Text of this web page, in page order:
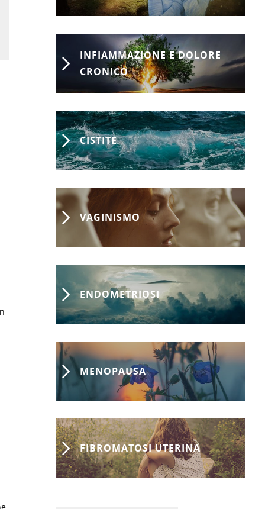
INFIAMMAZIONE E DOLORE
CRONICO
CISTITE
VAGINISMO
ENDOMETRIOSI
MENOPAUSA
FIBROMATOSI UTERINA